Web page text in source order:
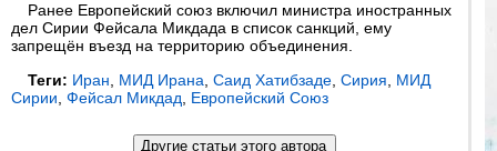
Ранее Европейский союз включил министра иностранных
дел Сирии Фейсала Микдада в список санкций, ему
запрещён въезд на территорию объединения.
Теги: Иран МИД Ирана Саид Хатибзаде Сирия
МИД
Сирии Фейсал Микдад Европейский Союз